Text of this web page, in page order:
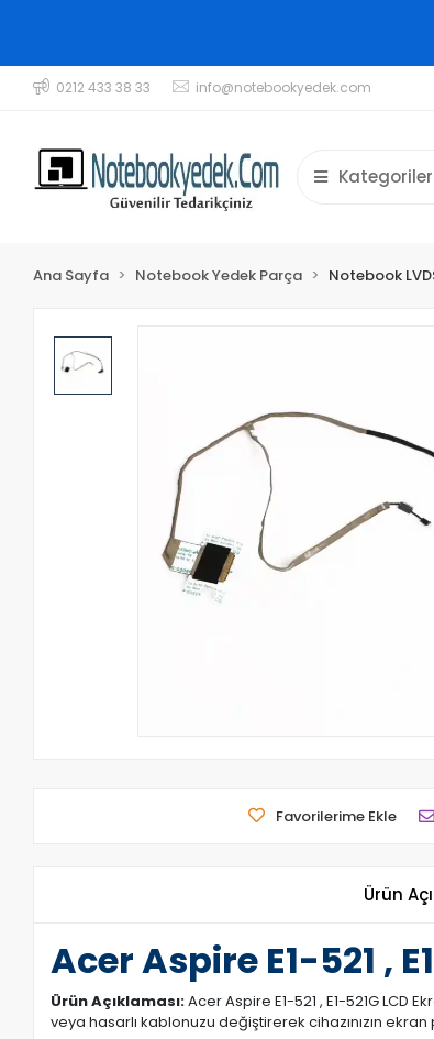
0212 433 38 33 info@notebookyedek.com
Kategoriler
Ana Sayfa Notebook Yedek Parça Notebook
Favorilerime Ekle
Ürün
Acer Aspire E1-521 ,
Ürün Açıklaması:Acer Aspire E1-521 , E1-521G
veya hasarlı kablonuzu değiştirerek cihazınızın ekran